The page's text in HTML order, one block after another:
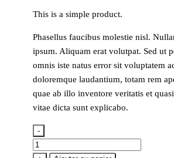
initial
était :
$55.00.
actuel
est :
$29.00.
This is a simple product.
Phasellus faucibus molestie nisl.
ipsum. Aliquam erat volutpat. Sed ut
omnis iste natus error sit voluptatem
doloremque laudantium, totam rem
quae ab illo inventore veritatis et
vitae dicta sunt explicabo.
-
quantité